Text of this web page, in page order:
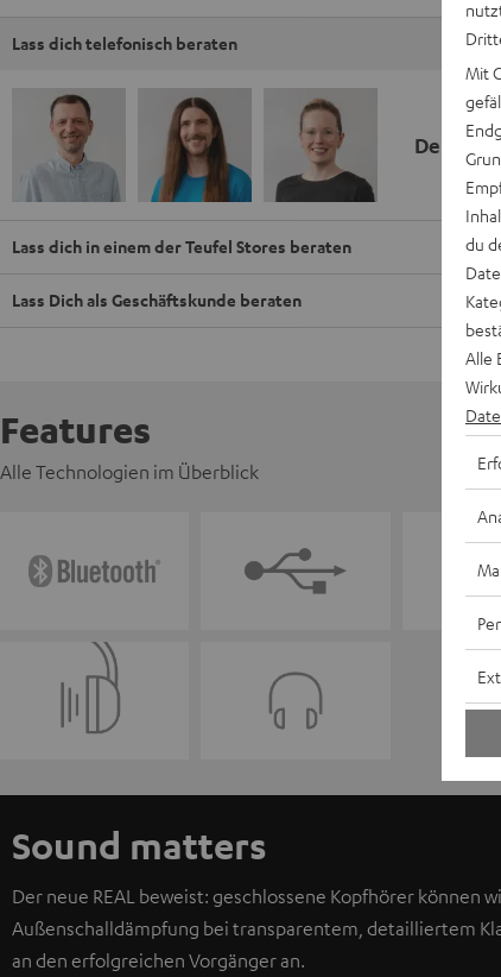
Lass dich telefonisch beraten
Deine
Lass dich in einem der Teufel Stores beraten
Lass Dich als Geschäftskunde beraten
Features
Alle Technologien im Überblick
Sound matters
Der neue REAL beweist: geschlossene Kopfhörer können
Außenschalldämpfung bei transparentem, detailliertem
an den erfolgreichen Vorgänger an.
Mit
du
Alle